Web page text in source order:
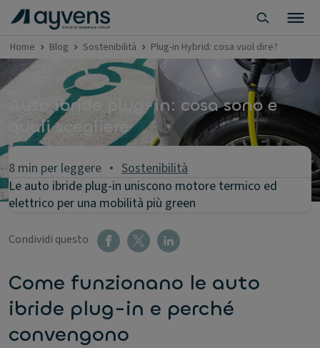
Home Blog Sostenibilità Plug-in Hybrid: cosa vuol dire?
Auto ibride plug-in: cosa sono e
quali scegliere
8 min per leggere
Sostenibilità
Le auto ibride plug-in uniscono motore termico ed
elettrico per una mobilità più green
Condividi questo
Come funzionano le auto
ibride plug-in e perché
convengono